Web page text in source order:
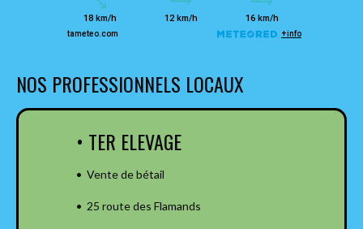
NOS PROFESSIONNELS LOCAUX
• TER ELEVAGE
• Vente de bétail
• 25 route des Flamands